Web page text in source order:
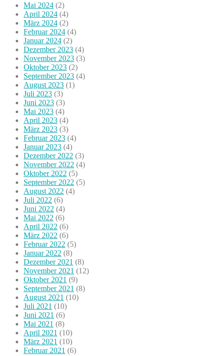
Mai 2024 (2)
April 2024 (4)
März 2024 (2)
Februar 2024 (4)
Januar 2024 (2)
Dezember 2023 (4)
November 2023 (3)
Oktober 2023 (2)
September 2023 (4)
August 2023 (1)
Juli 2023 (3)
Juni 2023 (3)
Mai 2023 (4)
April 2023 (4)
März 2023 (3)
Februar 2023 (4)
Januar 2023 (4)
Dezember 2022 (3)
November 2022 (4)
Oktober 2022 (5)
September 2022 (5)
August 2022 (4)
Juli 2022 (6)
Juni 2022 (4)
Mai 2022 (6)
April 2022 (6)
März 2022 (6)
Februar 2022 (5)
Januar 2022 (8)
Dezember 2021 (8)
November 2021 (12)
Oktober 2021 (9)
September 2021 (8)
August 2021 (10)
Juli 2021 (10)
Juni 2021 (6)
Mai 2021 (8)
April 2021 (10)
März 2021 (10)
Februar 2021 (6)